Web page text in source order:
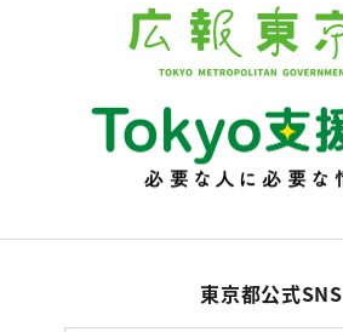
東京都公式SNS